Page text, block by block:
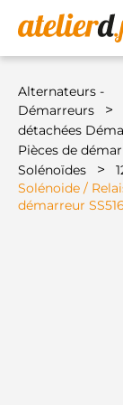
Alternateurs -
Démarreurs
>
détachées
Pièces de
Solénoïdes >
Solénoide /
démarreur